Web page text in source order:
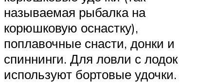
называемая рыбалка на
корюшковую оснастку),
поплавочные снасти, донки и
спиннинги. Для ловли с лодок
используют бортовые удочки.